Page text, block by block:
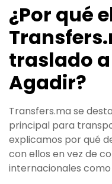
¿Por qué
traslado
Agadir?
Transfers.ma se
principal para
explicamos por qué
con ellos en vez de
internacionales